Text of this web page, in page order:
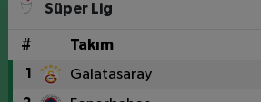
Süper Lig
# Takım
1 Galatasaray